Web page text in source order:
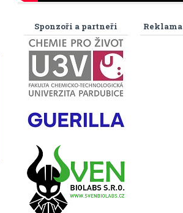
Reklama
Sponzoři a partneři